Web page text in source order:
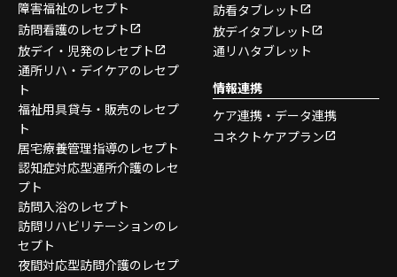
障害福祉のレセプト
訪問看護のレセプト
放デイ・児発のレセプト
通所リハ・デイケアのレセプ
ト
福祉用具貸与・販売のレセプ
ト
居宅療養管理指導のレセプト
認知症対応型通所介護のレセ
プト
訪問入浴のレセプト
訪問リハビリテーションのレ
セプト
夜間対応型訪問介護のレセプ
訪看タブレット
放デイタブレット
通リハタブレット
情報連携
ケア連携・データ連携
コネクトケアプラン